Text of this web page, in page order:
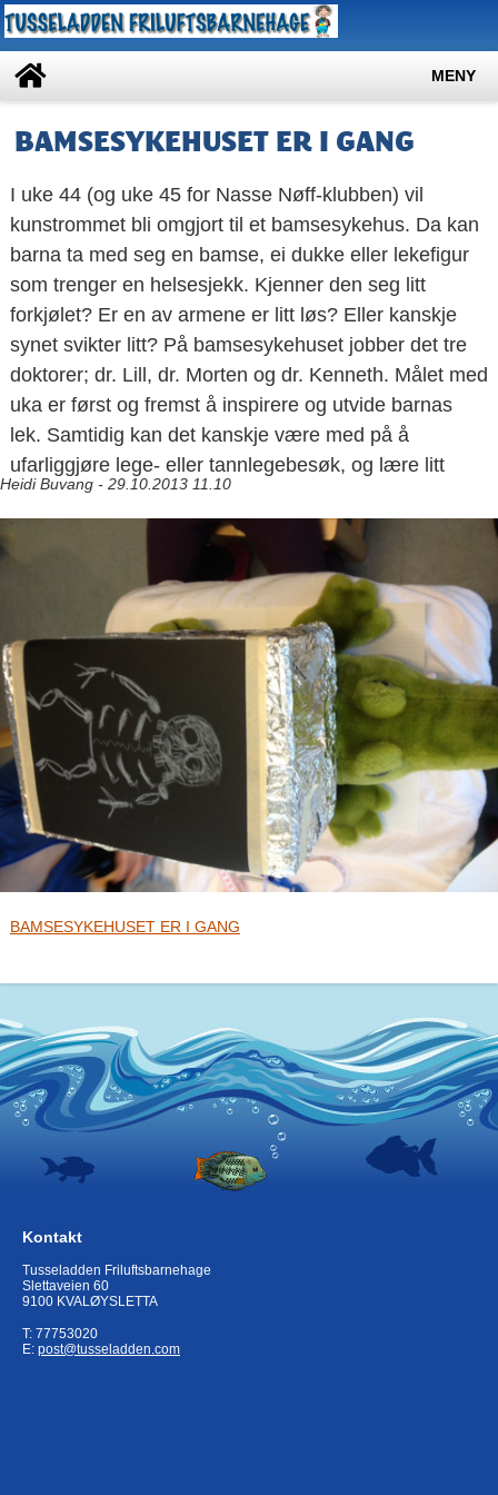
MENY
BAMSESYKEHUSET ER I GANG
I uke 44 (og uke 45 for Nasse Nøff-klubben) vil
kunstrommet bli omgjort til et bamsesykehus. Da kan
barna ta med seg en bamse, ei dukke eller lekefigur
som trenger en helsesjekk. Kjenner den seg litt
forkjølet? Er en av armene er litt løs? Eller kanskje
synet svikter litt? På bamsesykehuset jobber det tre
doktorer; dr. Lill, dr. Morten og dr. Kenneth. Målet med
uka er først og fremst å inspirere og utvide barnas
lek. Samtidig kan det kanskje være med på å
ufarliggjøre lege- eller tannlegebesøk, og lære litt
Heidi Buvang - 29.10.2013 11.10
BAMSESYKEHUSET ER I GANG
Kontakt
Tusseladden Friluftsbarnehage
Slettaveien 60
9100 KVALØYSLETTA
T: 77753020
E: post@tusseladden.com